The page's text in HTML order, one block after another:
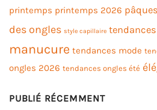
printemps printemps 2026 pâques
des ongles style capillaire
manucure tendances mode
ongles 2026 tendances ongles été
PUBLIÉ RÉCEMMENT